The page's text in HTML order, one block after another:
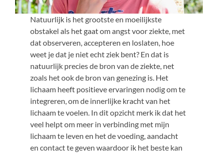
Natuurlijk is het grootste en moeilijkste
obstakel als het gaat om angst voor ziekte, met
dat observeren, accepteren en loslaten, hoe
weet je dat je niet echt ziek bent? En dat is
natuurlijk precies de bron van de ziekte, net
zoals het ook de bron van genezing is. Het
lichaam heeft positieve ervaringen nodig om te
integreren, om de innerlijke kracht van het
lichaam te voelen. In dit opzicht merk ik dat het
veel helpt om meer in verbinding met mijn
lichaam te leven en het de voeding, aandacht
en contact te geven waardoor ik het beste kan